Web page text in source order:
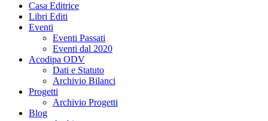
Casa Editrice
Libri Editi
Eventi
Eventi Passati
Eventi dal 2020
Acodipa ODV
Dati e Statuto
Archivio Bilanci
Progetti
Archivio Progetti
Blog